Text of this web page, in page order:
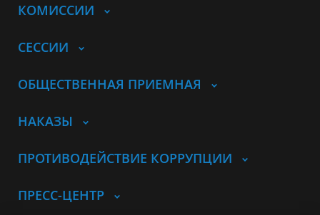
КОМИССИИ
СЕССИИ
ОБЩЕСТВЕННАЯ ПРИЕМНАЯ
НАКАЗЫ
ПРОТИВОДЕЙСТВИЕ КОРРУПЦИИ
ПРЕСС-ЦЕНТР